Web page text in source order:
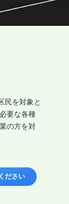
民を対象と
要な各種
の方を対
ださい